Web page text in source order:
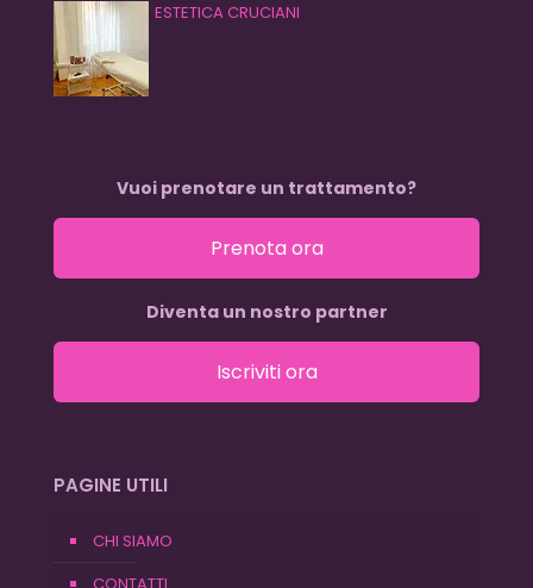
ESTETICA CRUCIANI
Vuoi prenotare un trattamento?
Prenota ora
Diventa un nostro partner
Iscriviti ora
PAGINE UTILI
CHI SIAMO